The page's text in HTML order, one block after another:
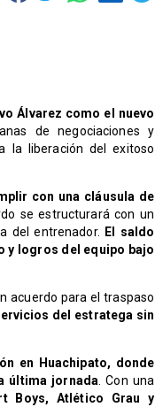
Álvarez como el nuevo
de negociaciones y
la liberación del exitoso
con una cláusula de
se estructurará con un
del entrenador. El saldo
y logros del equipo bajo
acuerdo para el traspaso
del estratega sin
en Huachipato, donde
última jornada . Con una
Boys, Atlético Grau y